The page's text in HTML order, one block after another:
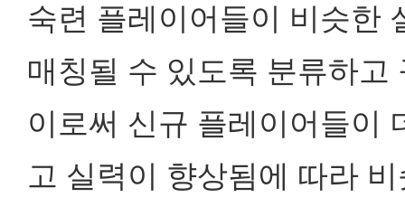
숙련 플레이어들이 비슷한
매칭될 수 있도록 분류하고
이로써 신규 플레이어들이
고 실력이 향상됨에 따라